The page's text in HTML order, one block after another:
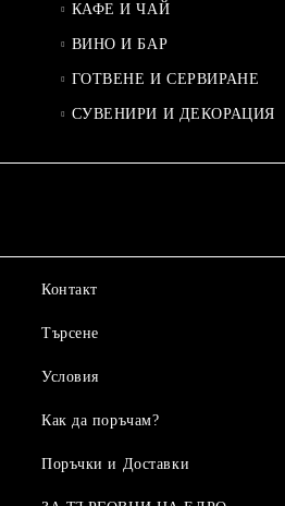
КАФЕ И ЧАЙ
ВИНО И БАР
ГОТВЕНЕ И СЕРВИРАНЕ
СУВЕНИРИ И ДЕКОРАЦИЯ
Контакт
Търсене
Условия
Как да поръчам?
Поръчки и Доставки